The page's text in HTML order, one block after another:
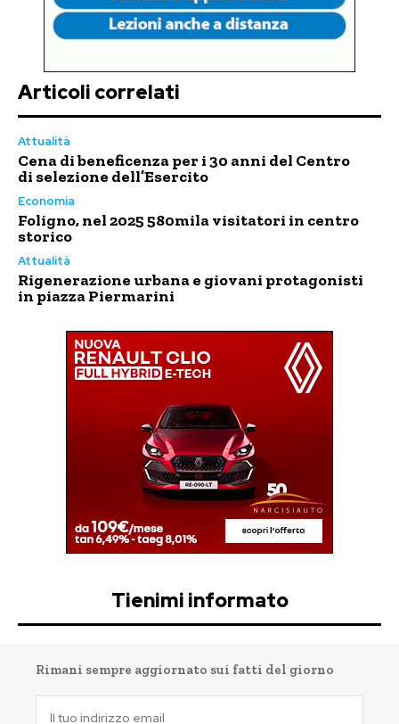
Articoli correlati
Attualità
Cena di beneficenza per i 30 anni del Centro
di selezione dell’Esercito
Economia
Foligno, nel 2025 580mila visitatori in centro
storico
Attualità
Rigenerazione urbana e giovani protagonisti
in piazza Piermarini
Tienimi informato
Rimani sempre aggiornato sui fatti del giorno